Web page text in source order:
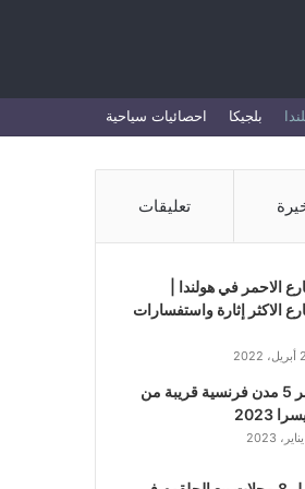
بلجيكا احصائيات سياحية
تعليقات
الاحمر في هولندا |
الاكثر إثارة واستفسارات
أشهر 5 مدن فرنسية قريبة من
2023